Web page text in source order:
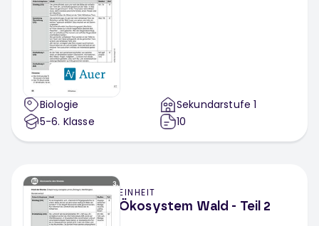
Biologie
5-6. Klasse
Sekundarstufe 1
10
EINHEIT
Ökosystem Wald - Teil 2